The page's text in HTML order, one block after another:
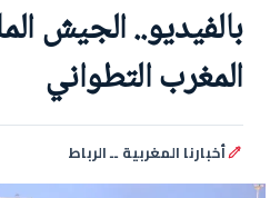
بالفيديو.. الجيش
المغرب التطواني
أخبارنا المغربية ــ الرباط